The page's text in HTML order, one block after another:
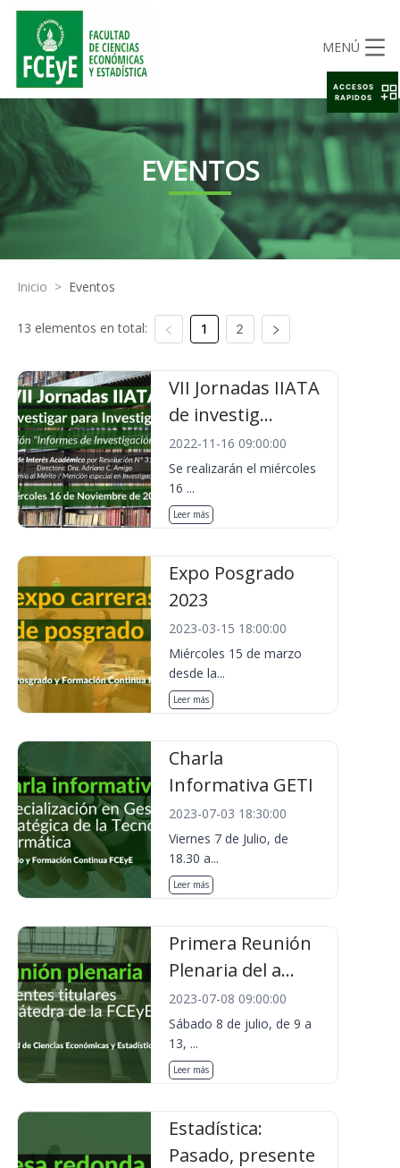
MENÚ
EVENTOS
Inicio > Eventos
13 elementos en total: 1 2
VII Jornadas IIATA
de investig...
2022-11-16 09:00:00
Se realizarán el miércoles
16 ...
Leer más
Expo Posgrado
2023
2023-03-15 18:00:00
Miércoles 15 de marzo
desde la...
Leer más
Charla
Informativa GETI
2023-07-03 18:30:00
Viernes 7 de Julio, de
18.30 a...
Leer más
Primera Reunión
Plenaria del a...
2023-07-08 09:00:00
Sábado 8 de julio, de 9 a
13, ...
Leer más
Estadística:
Pasado, presente
ACCESOS
RAPIDOS